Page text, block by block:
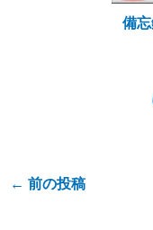
備
← 前の投稿